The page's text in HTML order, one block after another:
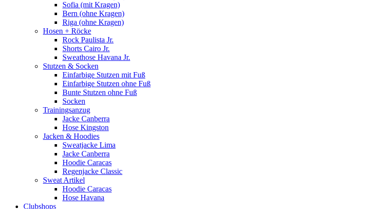
Sofia (mit Kragen)
Bern (ohne Kragen)
Riga (ohne Kragen)
Hosen + Röcke
Rock Paulista Jr.
Shorts Cairo Jr.
Sweathose Havana Jr.
Stutzen & Socken
Einfarbige Stutzen mit Fuß
Einfarbige Stutzen ohne Fuß
Bunte Stutzen ohne Fuß
Socken
Trainingsanzug
Jacke Canberra
Hose Kingston
Jacken & Hoodies
Sweatjacke Lima
Jacke Canberra
Hoodie Caracas
Regenjacke Classic
Sweat Artikel
Hoodie Caracas
Hose Havana
Clubshops